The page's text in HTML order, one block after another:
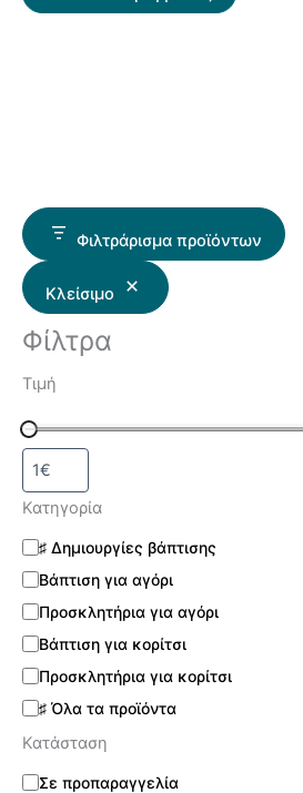
Φιλτράρισμα προϊόντων
Κλείσιμο
Φίλτρα
Τιμή
Κατηγορία
♯ Δημιουργίες βάπτισης
Βάπτιση για αγόρι
Προσκλητήρια για αγόρι
Βάπτιση για κορίτσι
Προσκλητήρια για κορίτσι
♯ Όλα τα προϊόντα
Κατάσταση
Σε προπαραγγελία